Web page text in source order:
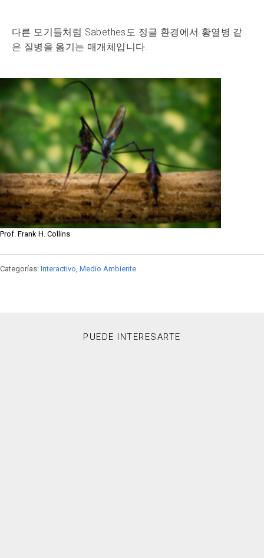
다른 모기들처럼 Sabethes도 정글 환경에서 황열병 같
은 질병을 옮기는 매개체입니다.
Prof. Frank H. Collins
Categorías: Interactivo Medio Ambiente
PUEDE INTERESARTE